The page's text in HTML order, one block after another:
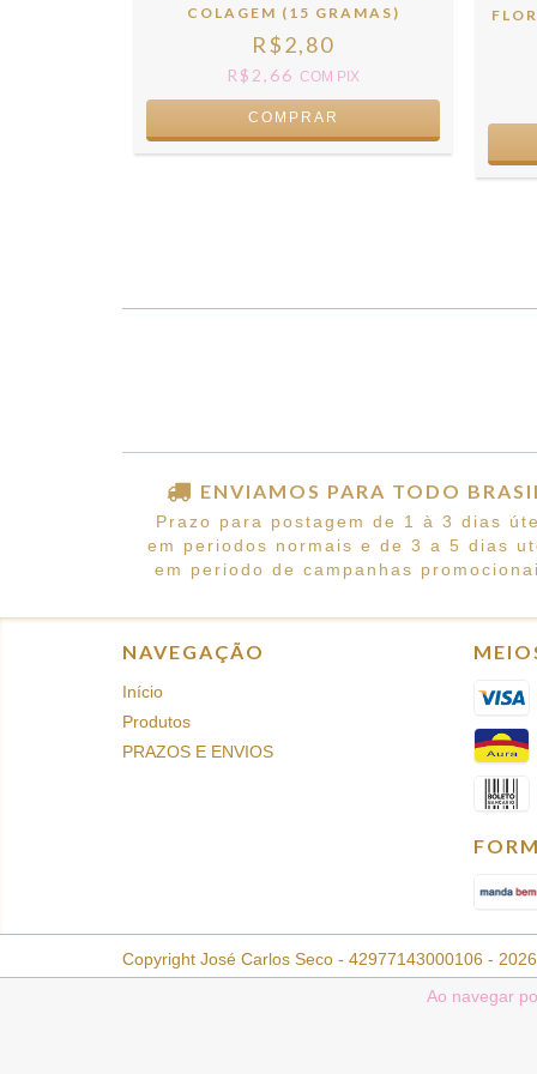
Ao navegar
COLAGEM (15 GRAMAS)
R$2,80
R$2,66 COM PIX
COMPRAR
ENVIAMOS PARA TODO BRASIL
Prazo para postagem de 1 à 3 dias
em periodos normais e de 3 a 5 dias
em periodo de campanhas
NAVEGAÇÃO
Início
Produtos
PRAZOS E ENVIOS
Copyright José Carlos Seco - 42977143000106 -